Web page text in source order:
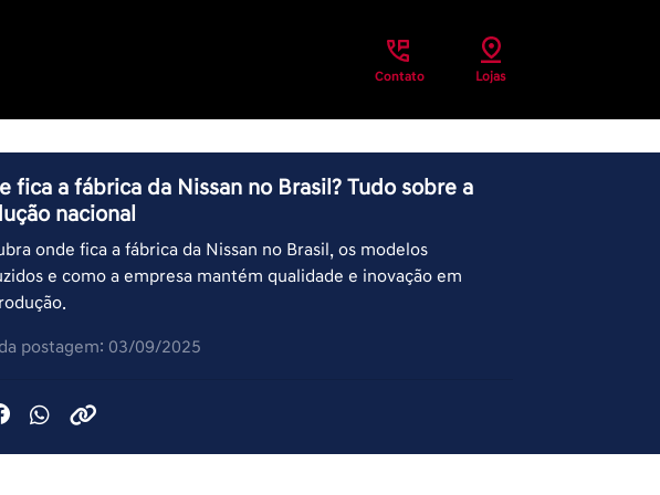
Contato Lojas
fica a fábrica da Nissan no Brasil? Tudo sobre a
nacional
onde fica a fábrica da Nissan no Brasil, os modelos
e como a empresa mantém qualidade e inovação em
postagem: 03/09/2025